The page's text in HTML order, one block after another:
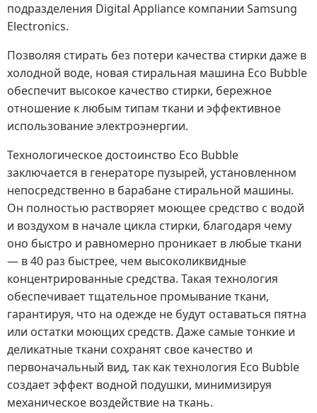
подразделения Digital Appliance компании Samsung
Electronics.
Позволяя стирать без потери качества стирки даже в
холодной воде, новая стиральная машина Eco Bubble
обеспечит высокое качество стирки, бережное
отношение к любым типам ткани и эффективное
использование электроэнергии.
Технологическое достоинство Eco Bubble
заключается в генераторе пузырей, установленном
непосредственно в барабане стиральной машины.
Он полностью растворяет моющее средство с водой
и воздухом в начале цикла стирки, благодаря чему
оно быстро и равномерно проникает в любые ткани
— в 40 раз быстрее, чем высоколиквидные
концентрированные средства. Такая технология
обеспечивает тщательное промывание ткани,
гарантируя, что на одежде не будут оставаться пятна
или остатки моющих средств. Даже самые тонкие и
деликатные ткани сохранят свое качество и
первоначальный вид, так как технология Eco Bubble
создает эффект водной подушки, минимизируя
механическое воздействие на ткань.